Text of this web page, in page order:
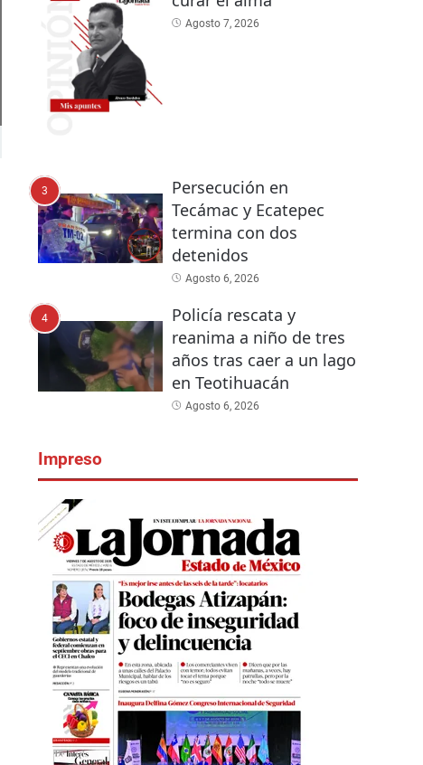
Agosto 7, 2026
3
Persecución en
Tecámac y Ecatepec
termina con dos
detenidos
Agosto 6, 2026
4
Policía rescata y
reanima a niño de tres
años tras caer a un lago
en Teotihuacán
Agosto 6, 2026
Impreso